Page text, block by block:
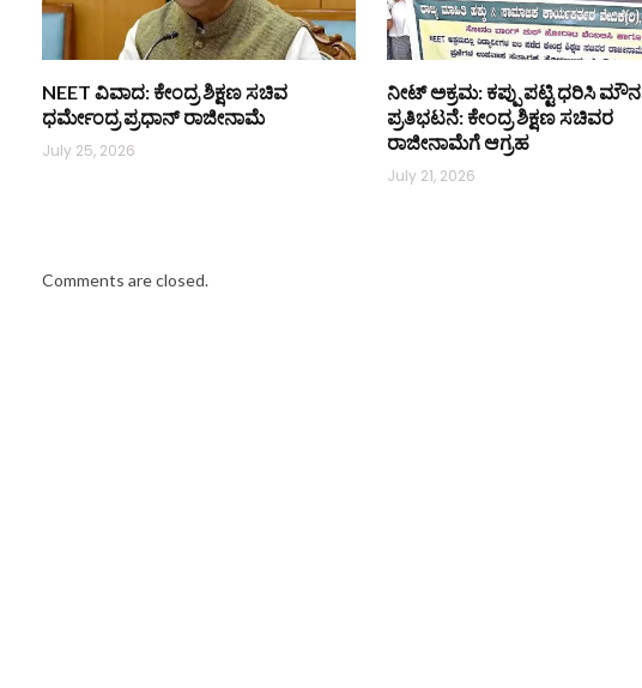
NEET ವಿವಾದ: ಕೇಂದ್ರ ಶಿಕ್ಷಣ ಸಚಿವ
ಧರ್ಮೇಂದ್ರ ಪ್ರಧಾನ್ ರಾಜೀನಾಮೆ
July 25, 2026
ನೀಟ್ ಅಕ್ರಮ: ಕಪ್ಪು ಪಟ್ಟಿ ಧರಿಸಿ ಮೌನ
ಪ್ರತಿಭಟನೆ: ಕೇಂದ್ರ ಶಿಕ್ಷಣ ಸಚಿವರ
ರಾಜೀನಾಮೆಗೆ ಆಗ್ರಹ
July 21, 2026
Comments are closed.